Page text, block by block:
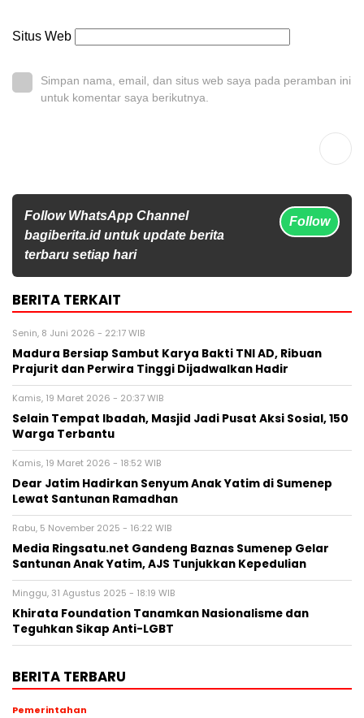
Situs Web
Simpan nama, email, dan situs web saya pada peramban ini
untuk komentar saya berikutnya.
Follow WhatsApp Channel
bagiberita.id untuk update berita
terbaru setiap hari
Follow
BERITA TERKAIT
Senin, 8 Juni 2026 - 22:17 WIB
Madura Bersiap Sambut Karya Bakti TNI AD, Ribuan
Prajurit dan Perwira Tinggi Dijadwalkan Hadir
Kamis, 19 Maret 2026 - 20:37 WIB
Selain Tempat Ibadah, Masjid Jadi Pusat Aksi Sosial, 150
Warga Terbantu
Kamis, 19 Maret 2026 - 18:52 WIB
Dear Jatim Hadirkan Senyum Anak Yatim di Sumenep
Lewat Santunan Ramadhan
Rabu, 5 November 2025 - 16:22 WIB
Media Ringsatu.net Gandeng Baznas Sumenep Gelar
Santunan Anak Yatim, AJS Tunjukkan Kepedulian
Minggu, 31 Agustus 2025 - 18:19 WIB
Khirata Foundation Tanamkan Nasionalisme dan
Teguhkan Sikap Anti-LGBT
BERITA TERBARU
Pemerintahan